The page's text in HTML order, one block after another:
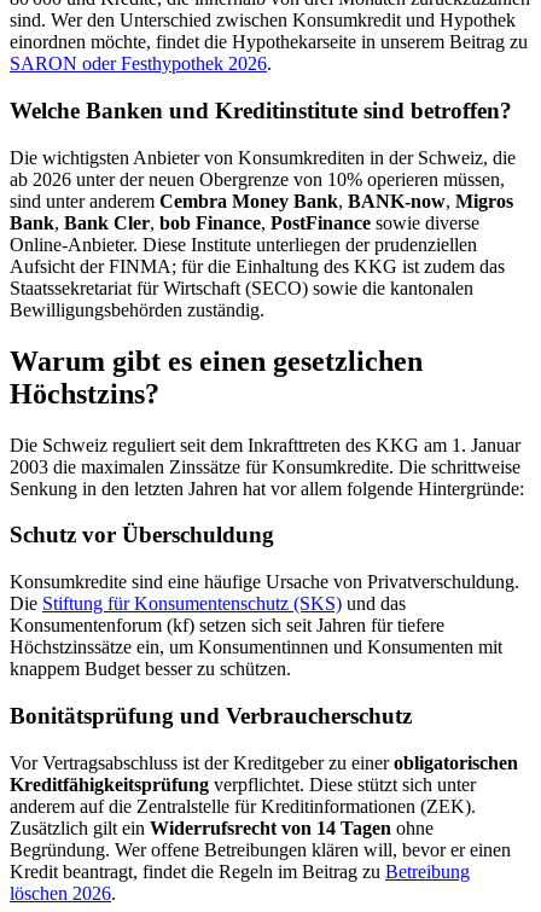
sind. Wer den Unterschied zwischen Konsumkredit und Hypothek
einordnen möchte, findet die Hypothekarseite in unserem Beitrag zu
SARON oder Festhypothek 2026.
Welche Banken und Kreditinstitute sind betroffen?
Die wichtigsten Anbieter von Konsumkrediten in der Schweiz, die
ab 2026 unter der neuen Obergrenze von 10% operieren müssen,
sind unter anderem Cembra Money Bank, BANK-now, Migros
Bank, Bank Cler, bob Finance, PostFinance sowie diverse
Online-Anbieter. Diese Institute unterliegen der prudenziellen
Aufsicht der FINMA; für die Einhaltung des KKG ist zudem das
Staatssekretariat für Wirtschaft (SECO) sowie die kantonalen
Bewilligungsbehörden zuständig.
Warum gibt es einen gesetzlichen
Höchstzins?
Die Schweiz reguliert seit dem Inkrafttreten des KKG am 1. Januar
2003 die maximalen Zinssätze für Konsumkredite. Die schrittweise
Senkung in den letzten Jahren hat vor allem folgende Hintergründe:
Schutz vor Überschuldung
Konsumkredite sind eine häufige Ursache von Privatverschuldung.
Die Stiftung für Konsumentenschutz (SKS) und das
Konsumentenforum (kf) setzen sich seit Jahren für tiefere
Höchstzinssätze ein, um Konsumentinnen und Konsumenten mit
knappem Budget besser zu schützen.
Bonitätsprüfung und Verbraucherschutz
Vor Vertragsabschluss ist der Kreditgeber zu einerobligatorischen
Kreditfähigkeitsprüfung verpflichtet. Diese stützt sich unter
anderem auf die Zentralstelle für Kreditinformationen (ZEK).
Zusätzlich gilt ein Widerrufsrecht von 14 Tagen ohne
Begründung. Wer offene Betreibungen klären will, bevor er einen
Kredit beantragt, findet die Regeln im Beitrag zu Betreibung
löschen 2026.